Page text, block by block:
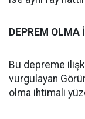
DEPREM
Bu depreme
vurgulayan
olma ihtimali